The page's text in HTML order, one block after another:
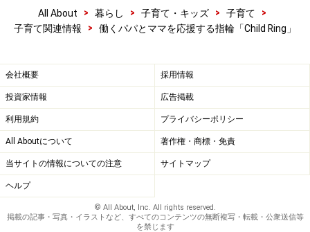
All About > 暮らし > 子育て・キッズ > 子育て
>
子育て関連情報
> 働くパパとママを応援する指輪「Child Ring」
会社概要 採用情報
投資家情報 広告掲載
利用規約 プライバシーポリシー
All Aboutについて 著作権・商標・免責
当サイトの情報についての注意 サイトマップ
ヘルプ
© All About, Inc. All rights reserved.
掲載の記事・写真・イラストなど、すべてのコンテンツの無断複写・転載・公衆送信等
を禁じます